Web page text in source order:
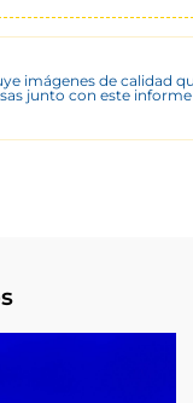
imágenes de calidad
junto con este informe